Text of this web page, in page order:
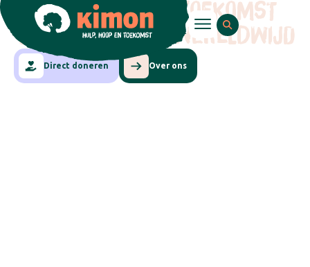
HULP, HOOP EN TOEKOMST
VOOR KINDEREN WERELDWIJD
Direct doneren Over ons